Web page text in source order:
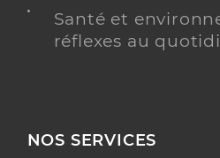
Santé et
réflexes au
NOS SERVICES